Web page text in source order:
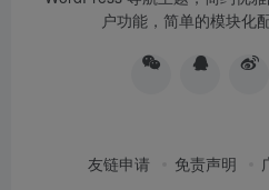
户功能，简单的模块化
友链申请 免责声明